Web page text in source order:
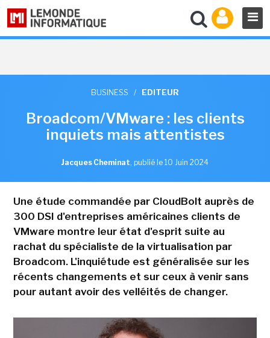
BUSINESS / EDITEUR
Broadcom/VMware : les clients
inquiets mais attentistes
Jacques Cheminat, publié le 10 Juin 2024
Une étude commandée par CloudBolt auprès de
300 DSI d'entreprises américaines clients de
VMware montre leur état d'esprit suite au
rachat du spécialiste de la virtualisation par
Broadcom. L'inquiétude est généralisée sur les
récents changements et sur ceux à venir sans
pour autant avoir des velléités de changer.